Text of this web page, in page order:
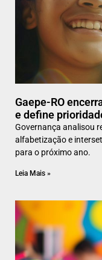
Gaepe-RO
e define
Governança analisou
alfabetização e
para o próximo ano.
Leia Mais »